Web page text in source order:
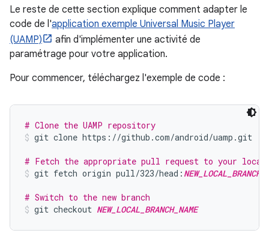
Le reste de cette section explique comment adapter le
code de l'application exemple Universal Music Player
(UAMP)
afin d'implémenter une activité de
paramétrage pour votre application.
Pour commencer, téléchargez l'exemple de code :
# Clone the UAMP repository
git clone https://github.com/android/uamp.git
# Fetch the appropriate pull request to your
git fetch origin pull/323/head:
# Switch to the new branch
git checkout NEW_LOCAL_BRANCH_NAME